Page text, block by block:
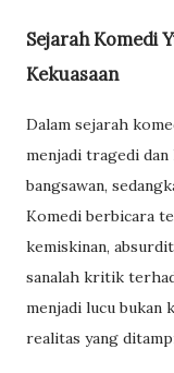
Sejarah Komedi
Kekuasaan
Dalam sejarah
menjadi tragedi
bangsawan,
Komedi berbicara
kemiskinan,
sanalah kritik
menjadi lucu bukan
realitas yang